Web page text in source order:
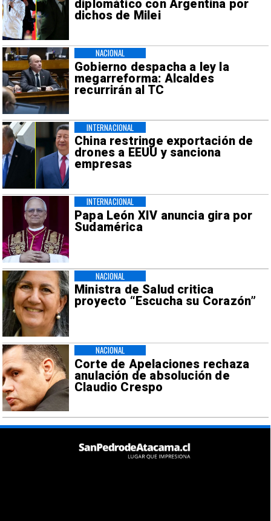
diplomático con Argentina por
dichos de Milei
Gobierno despacha a ley la
megarreforma: Alcaldes
recurrirán al TC
NACIONAL
China restringe exportación de
drones a EEUU y sanciona
empresas
INTERNACIONAL
Papa León XIV anuncia gira por
Sudamérica
INTERNACIONAL
Ministra de Salud critica
proyecto “Escucha su Corazón”
NACIONAL
Corte de Apelaciones rechaza
anulación de absolución de
Claudio Crespo
NACIONAL